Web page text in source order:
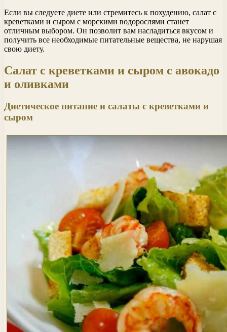
Если вы следуете диете или стремитесь к похудению, салат с
креветками и сыром с морскими водорослями станет
отличным выбором. Он позволит вам насладиться вкусом и
получить все необходимые питательные вещества, не нарушая
свою диету.
Салат с креветками и сыром с авокадо
и оливками
Диетическое питание и салаты с креветками и
сыром